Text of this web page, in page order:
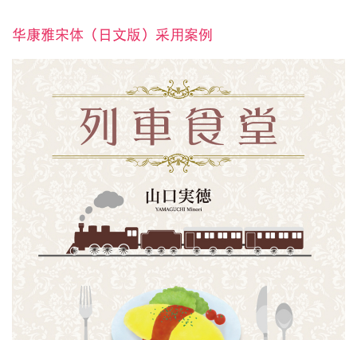
华康雅宋体（日文版）采用案例